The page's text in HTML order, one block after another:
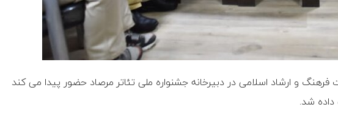
و ارشاد اسلامی در دبیرخانه جشنواره ملی تئاتر مرصاد حضور پیدا می کند
داده شد.